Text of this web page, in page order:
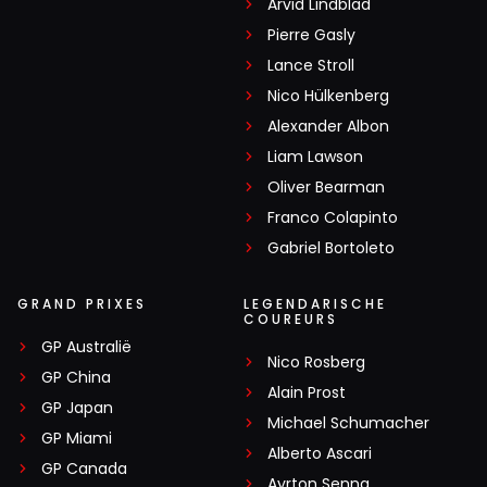
Pierre Gasly
Lance Stroll
Nico Hülkenberg
Alexander Albon
Liam Lawson
Oliver Bearman
Franco Colapinto
Gabriel Bortoleto
GRAND PRIXES
GP Australië
GP China
GP Japan
GP Miami
GP Canada
LEGENDARISCHE
COUREURS
Nico Rosberg
Alain Prost
Michael Schumacher
Alberto Ascari